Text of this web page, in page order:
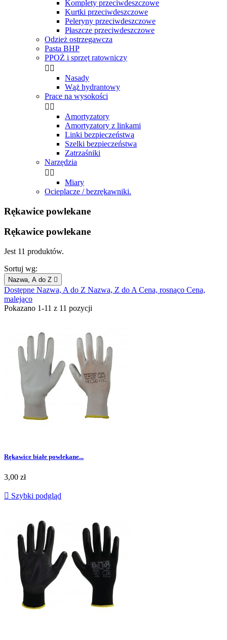
Komplety przeciwdeszczowe
Kurtki przeciwdeszczowe
Peleryny przeciwdeszczowe
Płaszcze przeciwdeszczowe
Odzież ostrzegawcza
Pasta BHP
PPOŻ i sprzęt ratowniczy
 
Nasady
Wąż hydrantowy
Prace na wysokości
 
Amortyzatory
Amortyzatory z linkami
Linki bezpieczeństwa
Szelki bezpieczeństwa
Zatrzaśniki
Narzędzia
 
Miary
Ocieplacze / bezrękawniki.
Rękawice powlekane
Rękawice powlekane
Jest 11 produktów.
Sortuj wg:
Nazwa, A do Z 
Dostępne Nazwa, A do Z Nazwa, Z do A Cena, rosnąco Cena,
malejąco
Pokazano 1-11 z 11 pozycji
Rękawice białe powlekane...
Cena
3,00 zł
 Szybki podgląd